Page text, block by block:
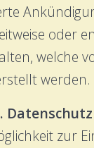
oder
welche
werden.
Datenschutz
zur